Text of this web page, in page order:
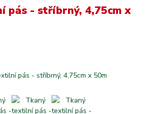
pás - stříbrný, 4,75cm x